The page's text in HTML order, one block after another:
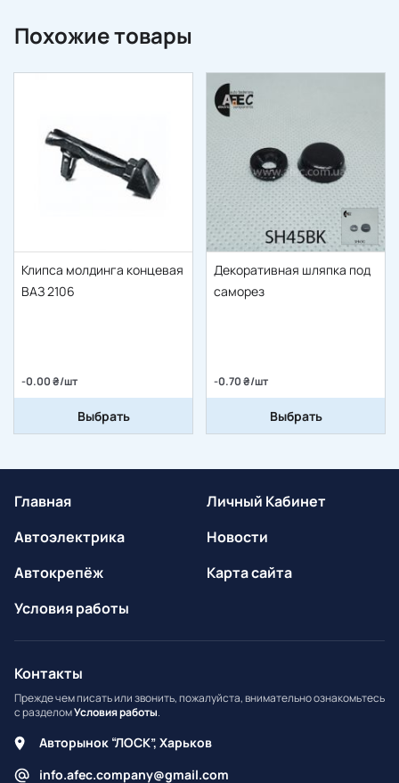
Похожие товары
Клипса молдинга концевая
ВАЗ 2106
-0.00 ₴/шт
Выбрать
Декоративная шляпка под
саморез
-0.70 ₴/шт
Выбрать
Главная
Автоэлектрика
Автокрепёж
Условия работы
Личный Кабинет
Новости
Карта сайта
Контакты
Прежде чем писать или звонить, пожалуйста, внимательно ознакомьтесь
с разделомУсловия работы.
Авторынок “ЛОСК”, Харьков
info.afec.company@gmail.com